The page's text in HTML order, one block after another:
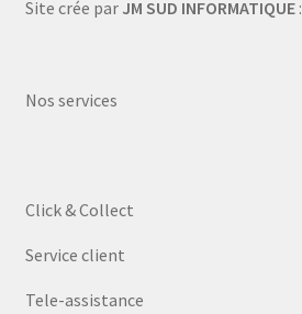
Site crée par JM SUD INFORMATIQUE:
Nos services
Click & Collect
Service client
Tele-assistance